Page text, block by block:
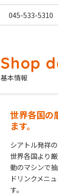
045-533-5310
基本情報
世界各国の
ます。
シアトル発祥
世界各国より
動のマシンで
ドリンクメニ
す。